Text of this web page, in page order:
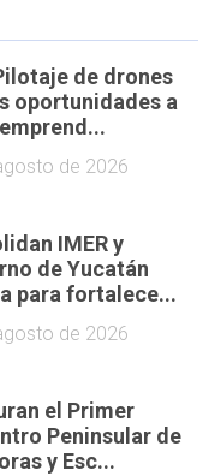
de drones
oportunidades a
de 2026
IMER y
de Yucatán
para fortalece...
de 2026
el Primer
Peninsular de
y Esc...